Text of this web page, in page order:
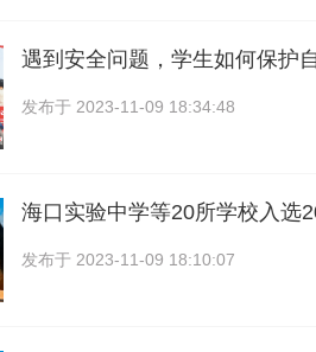
遇到安全问题，学生如何保护
发布于 2023-11-09 18:34:48
海口实验中学等20所学校入选
发布于 2023-11-09 18:10:07